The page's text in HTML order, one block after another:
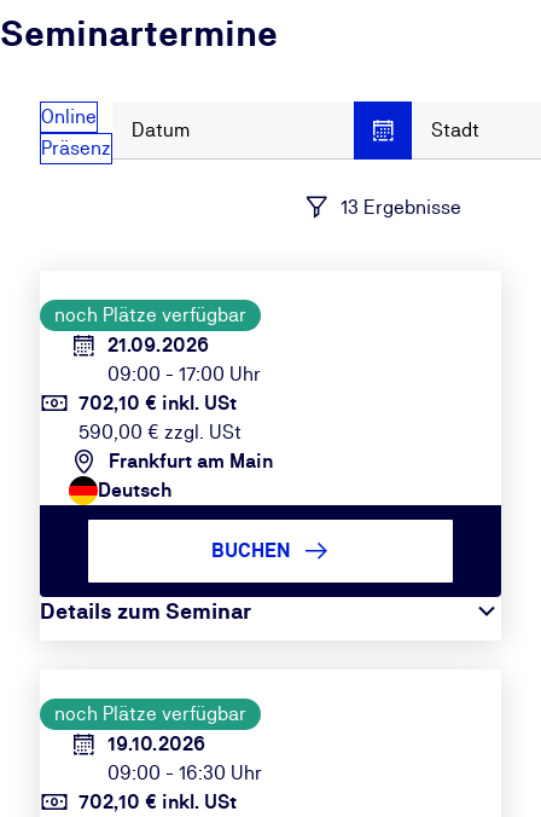
Seminartermine
Online
Präsenz
Datum Stadt
13 Ergebnisse
noch Plätze verfügbar
21.09.2026
09:00 - 17:00 Uhr
702,10 € inkl. USt
590,00 € zzgl. USt
Frankfurt am Main
Deutsch
Details zum Seminar
BUCHEN
noch Plätze verfügbar
19.10.2026
09:00 - 16:30 Uhr
702,10 € inkl. USt